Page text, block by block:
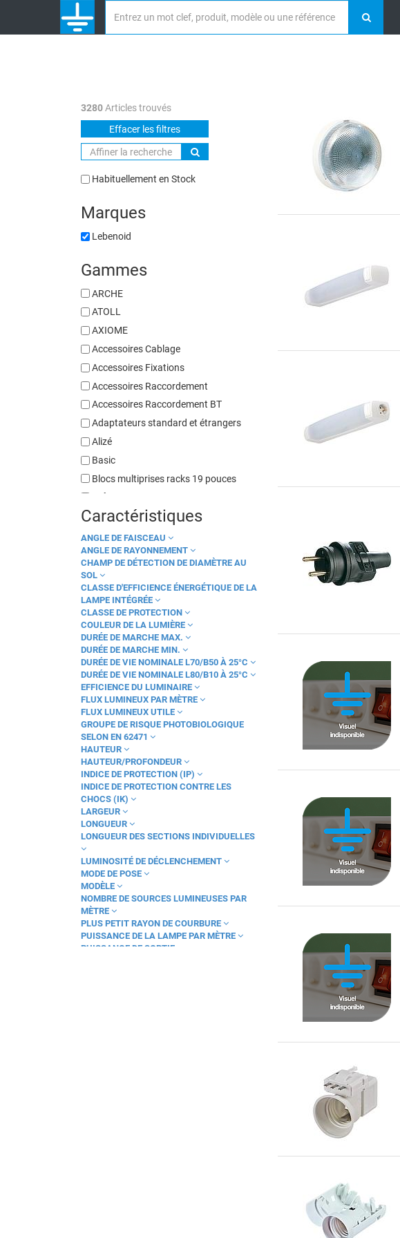
3280Articles trouvés
Effacer les filtres
Habituellement en Stock
Marques
Lebenoid
Gammes
ARCHE
ATOLL
AXIOME
Accessoires Cablage
Accessoires Fixations
Accessoires Raccordement
Accessoires Raccordement BT
Adaptateurs standard et étrangers
Alizé
Basic
Blocs multiprises racks 19 pouces
Bright Essential
Brightmaster BM
C320
Cieline
Compact
Controlup
Cube
DUNE
Deep
Disc
Douille et Fiche DCL
Douilles
Downlight
Dreamline
EVOCATION
Eo
Evolve
Fiches et socles mobiles
H350
HWD
HWDP
Highbay PHBV3
Highbay xHB
Caractéristiques
ANGLE DE FAISCEAU
ANGLE DE RAYONNEMENT
CHAMP DE DÉTECTION DE DIAMÈTRE AU
SOL
CLASSE D'EFFICIENCE ÉNERGÉTIQUE DE LA
LAMPE INTÉGRÉE
CLASSE DE PROTECTION
COULEUR DE LA LUMIÈRE
DURÉE DE MARCHE MAX.
DURÉE DE MARCHE MIN.
DURÉE DE VIE NOMINALE L70/B50 À 25°C
DURÉE DE VIE NOMINALE L80/B10 À 25°C
EFFICIENCE DU LUMINAIRE
FLUX LUMINEUX PAR MÈTRE
FLUX LUMINEUX UTILE
GROUPE DE RISQUE PHOTOBIOLOGIQUE
SELON EN 62471
HAUTEUR
HAUTEUR/PROFONDEUR
INDICE DE PROTECTION (IP)
INDICE DE PROTECTION CONTRE LES
CHOCS (IK)
LARGEUR
LONGUEUR
LONGUEUR DES SECTIONS INDIVIDUELLES
LUMINOSITÉ DE DÉCLENCHEMENT
MODE DE POSE
MODÈLE
NOMBRE DE SOURCES LUMINEUSES PAR
MÈTRE
PLUS PETIT RAYON DE COURBURE
PUISSANCE DE LA LAMPE PAR MÈTRE
PUISSANCE DE SORTIE